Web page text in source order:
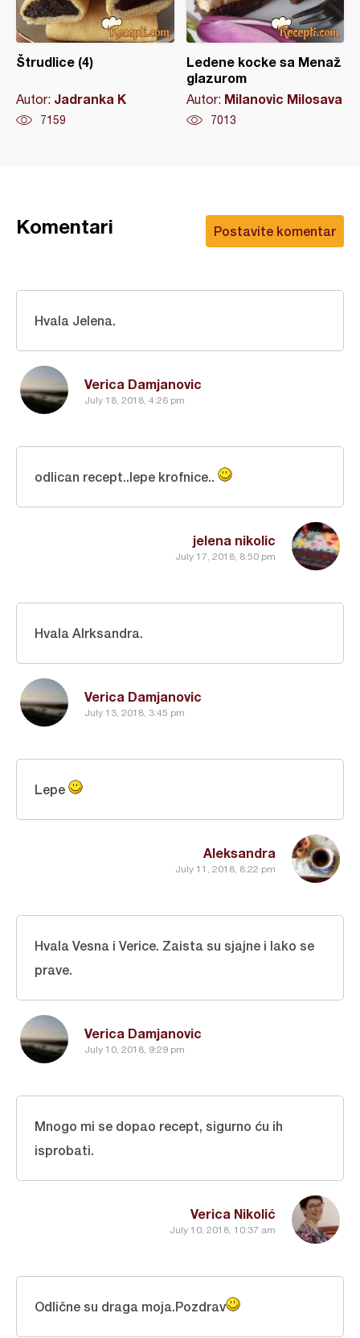
Štrudlice (4)
Autor: Jadranka K
7159
Ledene kocke sa Menaž
glazurom
Autor: Milanovic Milosava
7013
Postavite komentar
Komentari
Verica Damjanovic
July 18, 2018, 4:26 pm
Hvala Jelena.
jelena nikolic
July 17, 2018, 8:50 pm
odlican recept..lepe krofnice..
Verica Damjanovic
July 13, 2018, 3:45 pm
Hvala Alrksandra.
Aleksandra
July 11, 2018, 8:22 pm
Lepe
Verica Damjanovic
July 10, 2018, 9:29 pm
Hvala Vesna i Verice. Zaista su sjajne i lako se
prave.
Verica Nikolić
July 10, 2018, 10:37 am
Mnogo mi se dopao recept, sigurno ću ih
isprobati.
Odlične su draga moja.Pozdrav